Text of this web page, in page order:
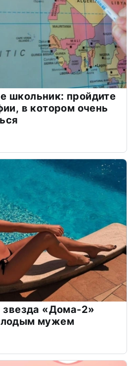
школьник: пройдите
в котором очень
звезда «Дома-2»
мужем